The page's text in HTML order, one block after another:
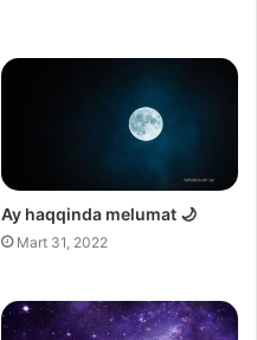
Ay haqqinda melumat 🌙
Mart 31, 2022